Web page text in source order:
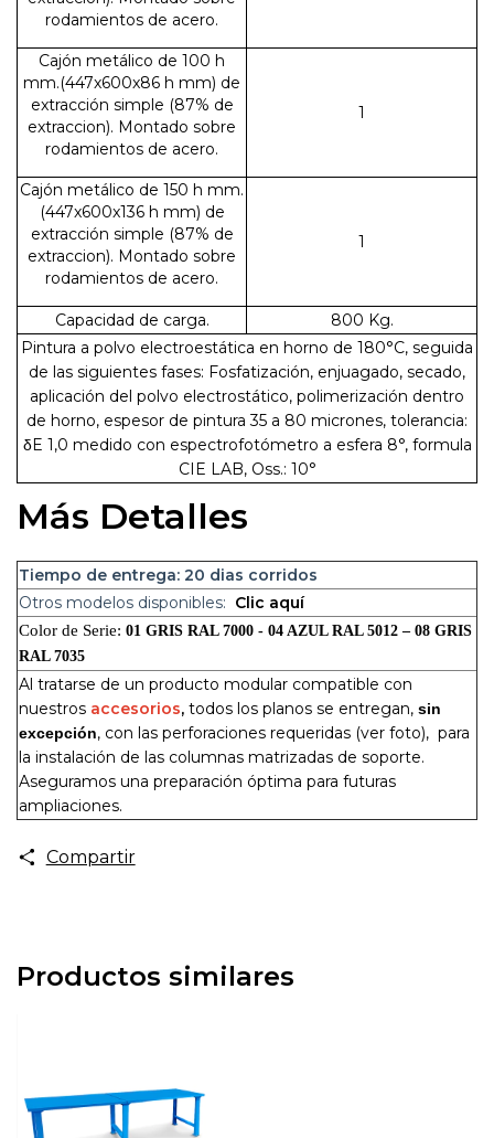
rodamientos de acero.
Cajón metálico de 100 h
mm.(447x600x86 h mm) de
extracción simple (87% de
extraccion). Montado sobre
rodamientos de acero.
1
Cajón metálico de 150 h mm.
(447x600x136 h mm) de
extracción simple (87% de
extraccion). Montado sobre
rodamientos de acero.
1
Capacidad de carga.
800 Kg.
Pintura a polvo electroestática en horno de 180°C, seguida
de las siguientes fases: Fosfatización, enjuagado, secado,
aplicación del polvo electrostático, polimerización dentro
de horno, espesor de pintura 35 a 80 micrones, tolerancia:
δE 1,0 medido con espectrofotómetro a esfera 8°, formula
CIE LAB, Oss.: 10°
Más Detalles
Tiempo de entrega: 20 dias corridos
Otros modelos disponibles: Clic aquí
Color de Serie: 01 GRIS RAL 7000 - 04 AZUL RAL 5012 – 08 GRIS
RAL 7035
Al tratarse de un producto modular compatible con
nuestros accesorios, todos los planos se entregan, sin
excepción, con las perforaciones requeridas (ver foto), para
la instalación de las columnas matrizadas de soporte.
Aseguramos una preparación óptima para futuras
ampliaciones.
Compartir
Productos similares